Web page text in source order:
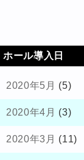
ホール導入日
2020年5月 (5)
2020年4月 (3)
2020年3月 (11)